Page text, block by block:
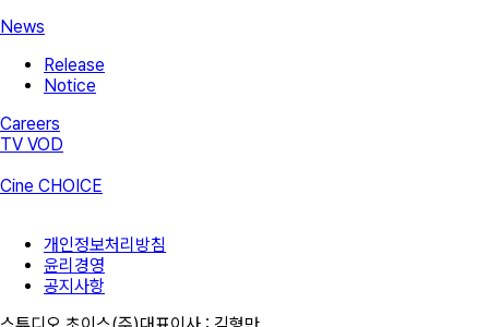
News
Release
Notice
Careers
TV VOD
Cine CHOICE
개인정보처리방침
윤리경영
공지사항